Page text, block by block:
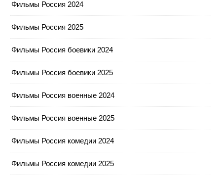
Фильмы Россия 2024
Фильмы Россия 2025
Фильмы Россия боевики 2024
Фильмы Россия боевики 2025
Фильмы Россия военные 2024
Фильмы Россия военные 2025
Фильмы Россия комедии 2024
Фильмы Россия комедии 2025